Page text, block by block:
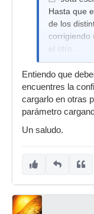
Hasta que
de los
corrigiendo
el otro.
Entiendo que
encuentres la
cargarlo en otras
parámetro
Un saludo.